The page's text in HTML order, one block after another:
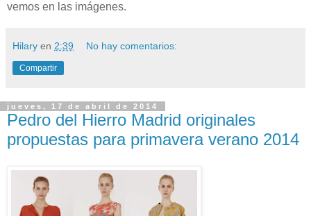
vemos en las imágenes.
Hilary en 2:39 No hay comentarios:
Compartir
jueves, 17 de abril de 2014
Pedro del Hierro Madrid originales
propuestas para primavera verano 2014